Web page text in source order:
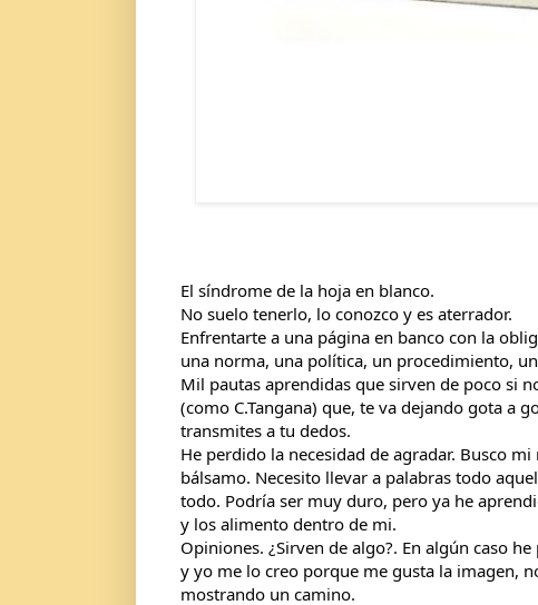
El síndrome de la hoja en blanco.
No suelo tenerlo, lo conozco y es aterrador.
Enfrentarte a una página en banco con la
una norma, una política, un procedimiento,
Mil pautas aprendidas que sirven de poco si
(como C.Tangana) que, te va dejando gota a
transmites a tu dedos.
He perdido la necesidad de agradar. Busco
bálsamo. Necesito llevar a palabras todo
todo. Podría ser muy duro, pero ya he
y los alimento dentro de mi.
Opiniones. ¿Sirven de algo?. En algún caso
y yo me lo creo porque me gusta la imagen,
mostrando un camino.